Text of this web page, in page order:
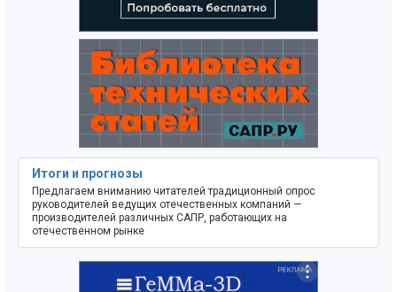
Итоги и прогнозы
Предлагаем вниманию читателей традиционный опрос
руководителей ведущих отечественных компаний —
производителей различных САПР, работающих на
отечественном рынке